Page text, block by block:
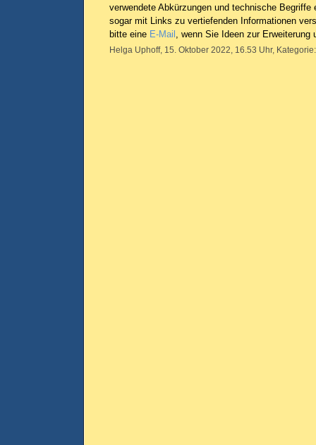
verwendete Abkürzungen und technische
sogar mit Links zu vertiefenden Informationen
bitte eine E-Mail , wenn Sie Ideen zur
Helga Uphoff, 15. Oktober 2022, 16.53 Uhr,